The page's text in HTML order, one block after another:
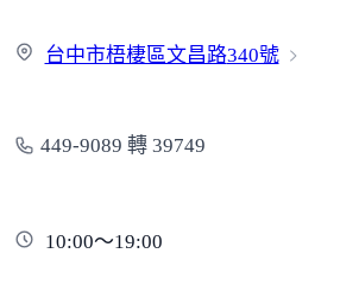
台中市梧棲區文昌路340號
449-9089 轉 39749
10:00～19:00